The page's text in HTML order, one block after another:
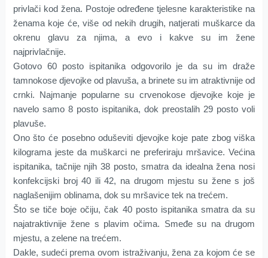
privlači kod žena. Postoje određene tjelesne karakteristike na
ženama koje će, više od nekih drugih, natjerati muškarce da
okrenu glavu za njima, a evo i kakve su im žene
najprivlačnije.
Gotovo 60 posto ispitanika odgovorilo je da su im draže
tamnokose djevojke od plavuša, a brinete su im atraktivnije od
crnki. Najmanje popularne su crvenokose djevojke koje je
navelo samo 8 posto ispitanika, dok preostalih 29 posto voli
plavuše.
Ono što će posebno oduševiti djevojke koje pate zbog viška
kilograma jeste da muškarci ne preferiraju mršavice. Većina
ispitanika, tačnije njih 38 posto, smatra da idealna žena nosi
konfekcijski broj 40 ili 42, na drugom mjestu su žene s još
naglašenijim oblinama, dok su mršavice tek na trećem.
Što se tiče boje očiju, čak 40 posto ispitanika smatra da su
najatraktivnije žene s plavim očima. Smeđe su na drugom
mjestu, a zelene na trećem.
Dakle, sudeći prema ovom istraživanju, žena za kojom će se